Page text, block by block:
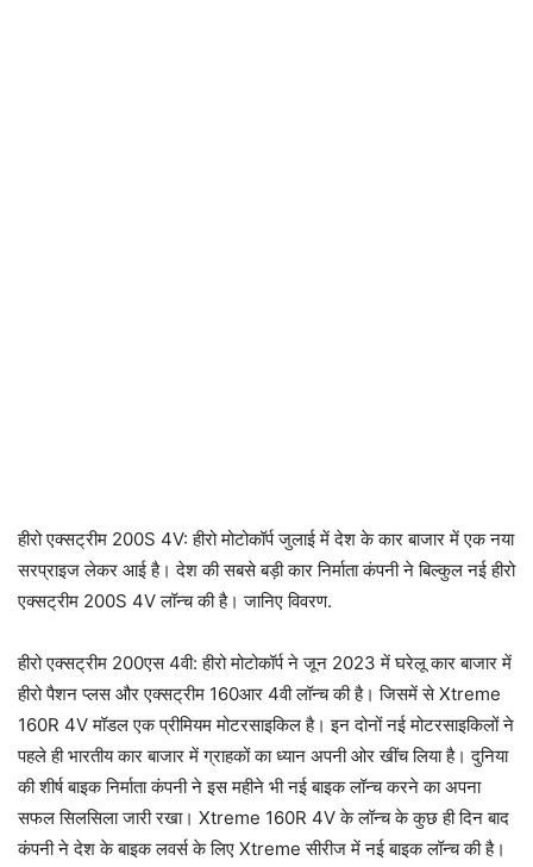
हीरो एक्सट्रीम 200S 4V: हीरो मोटोकॉर्प जुलाई में देश के कार बाजार में एक नया
सरप्राइज लेकर आई है। देश की सबसे बड़ी कार निर्माता कंपनी ने बिल्कुल नई हीरो
एक्सट्रीम 200S 4V लॉन्च की है। जानिए विवरण.
हीरो एक्सट्रीम 200एस 4वी: हीरो मोटोकॉर्प ने जून 2023 में घरेलू कार बाजार में
हीरो पैशन प्लस और एक्सट्रीम 160आर 4वी लॉन्च की है। जिसमें से Xtreme
160R 4V मॉडल एक प्रीमियम मोटरसाइकिल है। इन दोनों नई मोटरसाइकिलों ने
पहले ही भारतीय कार बाजार में ग्राहकों का ध्यान अपनी ओर खींच लिया है। दुनिया
की शीर्ष बाइक निर्माता कंपनी ने इस महीने भी नई बाइक लॉन्च करने का अपना
सफल सिलसिला जारी रखा। Xtreme 160R 4V के लॉन्च के कुछ ही दिन बाद
कंपनी ने देश के बाइक लवर्स के लिए Xtreme सीरीज में नई बाइक लॉन्च की है।